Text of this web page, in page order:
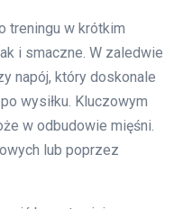
treningu w krótkim
i smaczne. W zaledwie
napój, który doskonale
wysiłku. Kluczowym
w odbudowie mięśni.
lub poprzez